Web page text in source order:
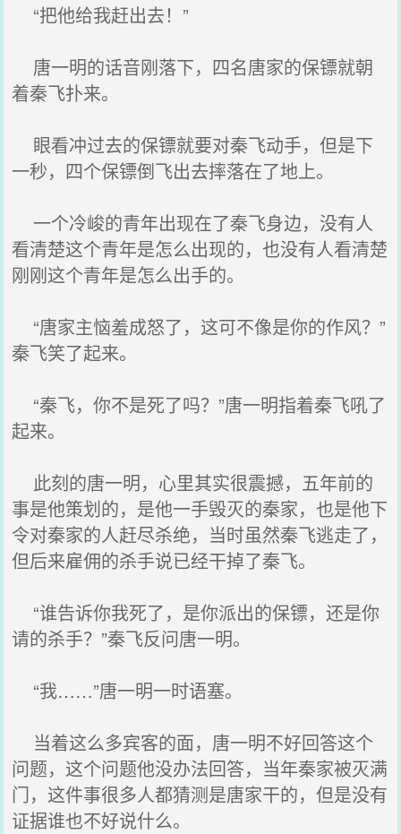
“把他给我赶出去！”
唐一明的话音刚落下，四名唐家的保镖就朝
着秦飞扑来。
眼看冲过去的保镖就要对秦飞动手，但是下
一秒，四个保镖倒飞出去摔落在了地上。
一个冷峻的青年出现在了秦飞身边，没有人
看清楚这个青年是怎么出现的，也没有人看清楚
刚刚这个青年是怎么出手的。
“唐家主恼羞成怒了，这可不像是你的作风？”
秦飞笑了起来。
“秦飞，你不是死了吗？”唐一明指着秦飞吼了
起来。
此刻的唐一明，心里其实很震撼，五年前的
事是他策划的，是他一手毁灭的秦家，也是他下
令对秦家的人赶尽杀绝，当时虽然秦飞逃走了，
但后来雇佣的杀手说已经干掉了秦飞。
“谁告诉你我死了，是你派出的保镖，还是你
请的杀手？”秦飞反问唐一明。
“我……”唐一明一时语塞。
当着这么多宾客的面，唐一明不好回答这个
问题，这个问题他没办法回答，当年秦家被灭满
门，这件事很多人都猜测是唐家干的，但是没有
证据谁也不好说什么。